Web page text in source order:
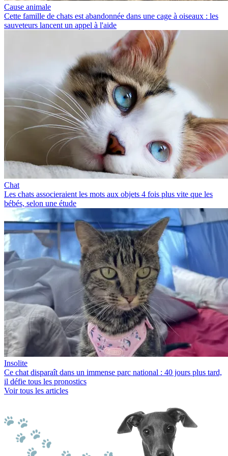
Cause animale
Cette famille de chats est abandonnée dans une cage à oiseaux : les
sauveteurs lancent un appel à l'aide
Chat
Les chats associeraient les mots aux objets 4 fois plus vite que les
bébés, selon une étude
Insolite
Ce chat disparaît dans un immense parc national : 40 jours plus tard,
il défie tous les pronostics
Voir tous les articles